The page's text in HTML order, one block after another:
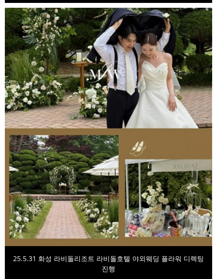
25.5.31 화성 라비돌리조트 라비돌호텔 야외웨딩 플라워 디렉팅
진행